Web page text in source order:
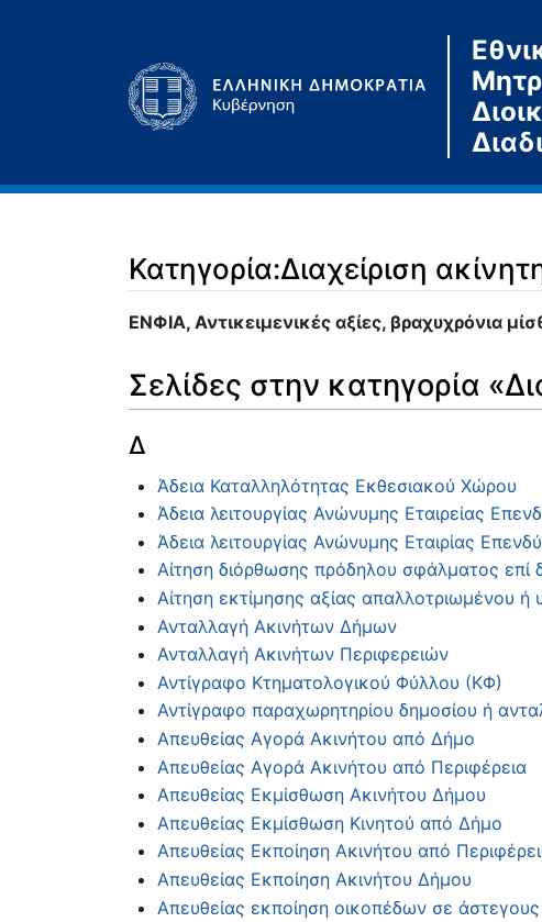
Κατηγορία:Διαχείριση
Μετάβαση σε:πλοήγηση,αναζήτηση
ΕΝΦΙΑ, Αντικειμενικές αξίες, βραχυχρόνια
Σελίδες στην κατηγορία
Δ
Άδεια Καταλληλότητας Εκθεσιακού Χώρου
Άδεια λειτουργίας Ανώνυμης Εταιρείας
Άδεια λειτουργίας Ανώνυμης Εταιρίας
Αίτηση διόρθωσης πρόδηλου σφάλματος επί
Αίτηση εκτίμησης αξίας απαλλοτριωμένου
Ανταλλαγή Ακινήτων Δήμων
Ανταλλαγή Ακινήτων Περιφερειών
Αντίγραφο Κτηματολογικού Φύλλου (ΚΦ)
Αντίγραφο παραχωρητηρίου δημοσίου ή
Απευθείας Αγορά Ακινήτου από Δήμο
Απευθείας Αγορά Ακινήτου από Περιφέρεια
Απευθείας Εκμίσθωση Ακινήτου Δήμου
Απευθείας Εκμίσθωση Κινητού από Δήμο
Απευθείας Εκποίηση Ακινήτου από
Απευθείας Εκποίηση Ακινήτου Δήμου
Απευθείας εκποίηση οικοπέδων σε